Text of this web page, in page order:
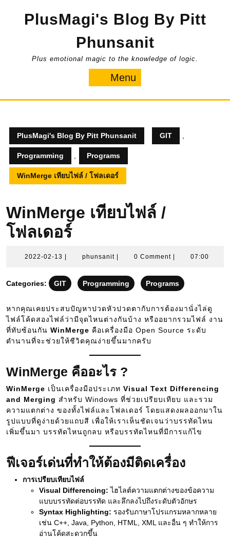
PlusMagi's Blog By Pitt
Phunsanit
Plus emotional magic to the knowledge of logic.
Menu
PlusMagi's Blog By Pitt Phunsanit GIT
Programming Programs
WinMerge เทียบไฟล์ / โฟลเดอร์
WinMerge เทียบไฟล์ /
โฟลเดอร์
2022-02-13 2022-
13
phunsanit phunsanit0 Comment 07:00
Categories: GIT Programming Programs
หากคุณเคยประสบปัญหาปวดหัวปวดตากับการต้องมานั่งไล่ดู
ไฟล์โค้ดสองไฟล์ว่ามีจุดไหนต่างกันบ้าง หรืออยากรวมไฟล์ งาน
ที่ทับซ้อนกัน WinMerge คือเครื่องมือ Open Source ระดับ
ตำนานที่จะช่วยให้ชีวิตคุณง่ายขึ้นมากครับ
WinMerge คืออะไร ?
WinMerge เป็นเครื่องมือประเภท Visual Text Differencing
and Merging สำหรับ Windows ที่ช่วยเปรียบเทียบ และรวม
ความแตกต่าง ของทั้งไฟล์และโฟลเดอร์ โดยแสดงผลออกมาใน
รูปแบบที่ดูง่ายด้วยแถบสี เพื่อให้เราเห็นชัดเจนว่าบรรทัดไหน
เพิ่มขึ้นมา บรรทัดไหนถูกลบ หรือบรรทัดไหนที่มีการแก้ไข
ฟีเจอร์เด่นที่ทำให้ต้องมีติดเครื่อง
การเปรียบเทียบไฟล์
Visual Differencing: ไฮไลต์ความแตกต่างของข้อความ
แบบบรรทัดต่อบรรทัด และลึกลงไปถึงระดับตัวอักษร
Syntax Highlighting: รองรับภาษาโปรแกรมหลากหลาย
เช่น C++, Java, Python, HTML, XML และอื่น ๆ ทำให้การ
อ่านโค้ดสะดวกขึ้น